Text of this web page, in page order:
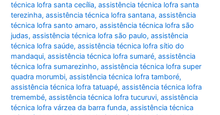
técnica lofra santa cecília,assistência técnica lofra santa
terezinha,assistência técnica lofra santana,assistência
técnica lofra santo amaro,assistência técnica lofra são
judas,assistência técnica lofra são paulo,assistência
técnica lofra saúde,assistência técnica lofra sítio do
mandaqui,assistência técnica lofra sumaré,assistência
técnica lofra sumarezinho,assistência técnica lofra super
quadra morumbi,assistência técnica lofra tamboré,
assistência técnica lofra tatuapé,assistência técnica lofra
tremembé,assistência técnica lofra tucuruvi,assistência
técnica lofra várzea da barra funda,assistência técnica